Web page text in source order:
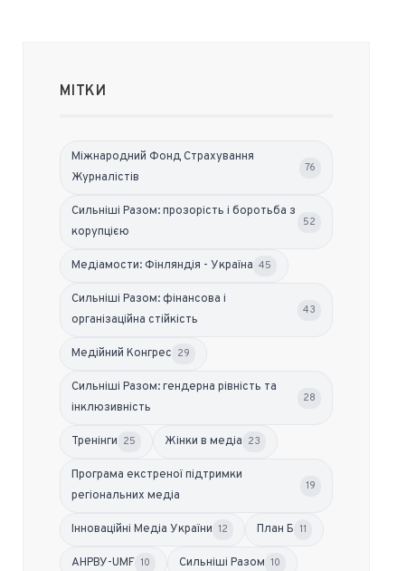
МІТКИ
Міжнародний Фонд Страхування
Журналістів
76
Сильніші Разом: прозорість і боротьба з
корупцією
52
Медіамости: Фінляндія - Україна 45
Сильніші Разом: фінансова і
організаційна стійкість
43
Медійний Конгрес 29
Сильніші Разом: гендерна рівність та
інклюзивність
28
Тренінги 25 Жінки в медіа 23
Програма екстреної підтримки
регіональних медіа
19
Інноваційні Медіа України 12 План Б 11
АНРВУ-UMF 10 Сильніші Разом 10